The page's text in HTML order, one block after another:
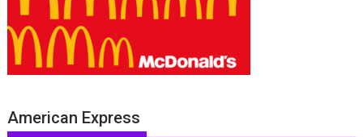
American Express